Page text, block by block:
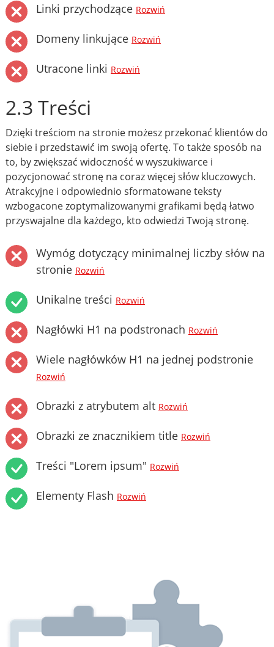
Linki przychodzące Rozwiń
Domeny linkujące Rozwiń
Utracone linki Rozwiń
2.3 Treści
Dzięki treściom na stronie możesz przekonać klientów do
siebie i przedstawić im swoją ofertę. To także sposób na
to, by zwiększać widoczność w wyszukiwarce i
pozycjonować stronę na coraz więcej słów kluczowych.
Atrakcyjne i odpowiednio sformatowane teksty
wzbogacone zoptymalizowanymi grafikami będą łatwo
przyswajalne dla każdego, kto odwiedzi Twoją stronę.
Wymóg dotyczący minimalnej liczby słów na
stronie Rozwiń
Unikalne treści Rozwiń
Nagłówki H1 na podstronach Rozwiń
Wiele nagłówków H1 na jednej podstronie
Rozwiń
Obrazki z atrybutem alt Rozwiń
Obrazki ze znacznikiem title Rozwiń
Treści "Lorem ipsum" Rozwiń
Elementy Flash Rozwiń